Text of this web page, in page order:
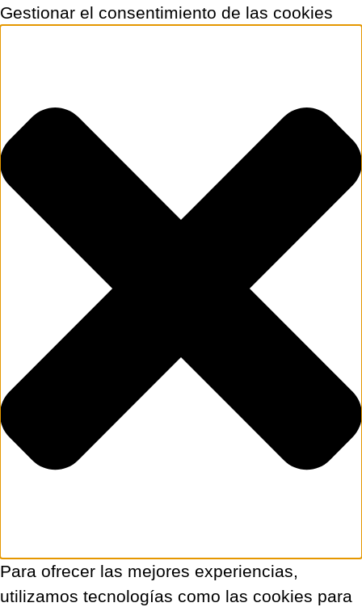
Gestionar el consentimiento de las cookies
Para ofrecer las mejores experiencias,
utilizamos tecnologías como las cookies para